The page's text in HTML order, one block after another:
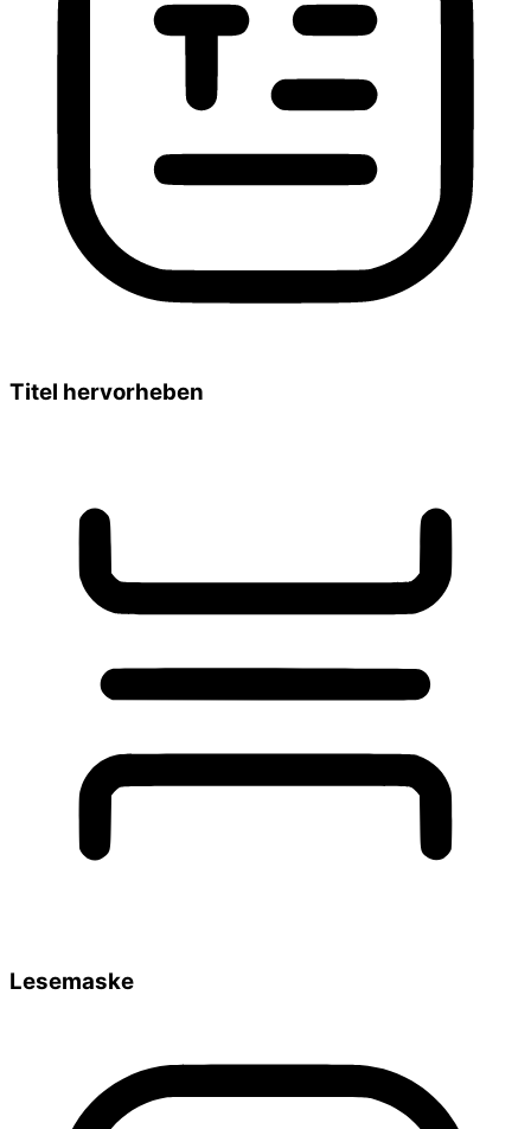
Titel hervorheben
Lesemaske